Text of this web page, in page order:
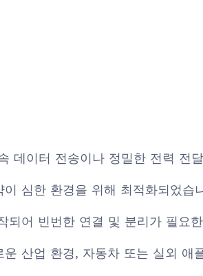
이터 전송이나 정밀한 전력 전
심한 환경을 위해 최적화되었습
어 빈번한 연결 및 분리가 필요
산업 환경, 자동차 또는 실외 애